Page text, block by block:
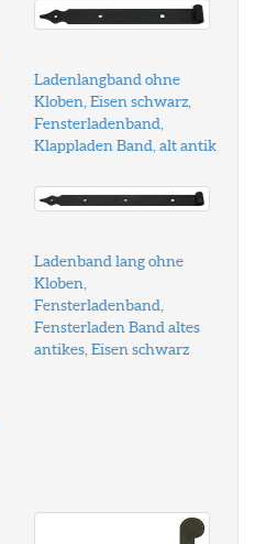
Ladenlangband ohne
Kloben, Eisen schwarz,
Fensterladenband,
Klappladen Band, alt antik
Ladenband lang ohne
Kloben,
Fensterladenband,
Fensterladen Band altes
antikes, Eisen schwarz